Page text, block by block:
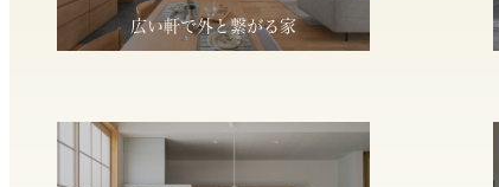
広い軒で外と繋がる家